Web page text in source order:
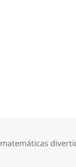
matemáticas